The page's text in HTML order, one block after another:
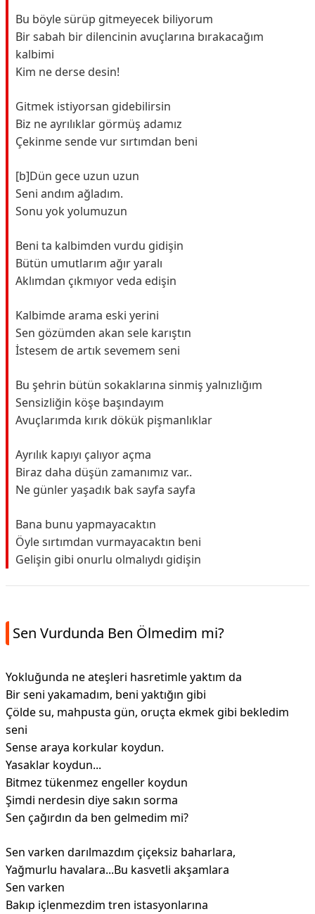
Bu böyle sürüp gitmeyecek biliyorum
Bir sabah bir dilencinin avuçlarına bırakacağım
kalbimi
Kim ne derse desin!
Gitmek istiyorsan gidebilirsin
Biz ne ayrılıklar görmüş adamız
Çekinme sende vur sırtımdan beni
[b]Dün gece uzun uzun
Seni andım ağladım.
Sonu yok yolumuzun
Beni ta kalbimden vurdu gidişin
Bütün umutlarım ağır yaralı
Aklımdan çıkmıyor veda edişin
Kalbimde arama eski yerini
Sen gözümden akan sele karıştın
İstesem de artık sevemem seni
Bu şehrin bütün sokaklarına sinmiş yalnızlığım
Sensizliğin köşe başındayım
Avuçlarımda kırık dökük pişmanlıklar
Ayrılık kapıyı çalıyor açma
Biraz daha düşün zamanımız var..
Ne günler yaşadık bak sayfa sayfa
Bana bunu yapmayacaktın
Öyle sırtımdan vurmayacaktın beni
Gelişin gibi onurlu olmalıydı gidişin
Sen Vurdunda Ben Ölmedim mi?
Yokluğunda ne ateşleri hasretimle yaktım da
Bir seni yakamadım, beni yaktığın gibi
Çölde su, mahpusta gün, oruçta ekmek gibi bekledim
seni
Sense araya korkular koydun.
Yasaklar koydun...
Bitmez tükenmez engeller koydun
Şimdi nerdesin diye sakın sorma
Sen çağırdın da ben gelmedim mi?
Sen varken darılmazdım çiçeksiz baharlara,
Yağmurlu havalara...Bu kasvetli akşamlara
Sen varken
Bakıp içlenmezdim tren istasyonlarına